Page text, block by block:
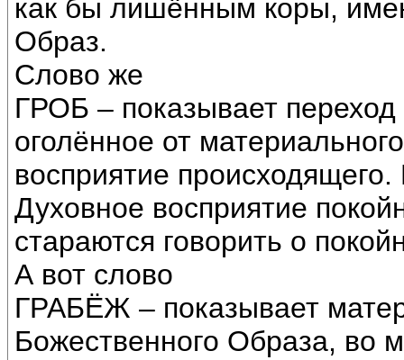
как бы лишённым коры,
Образ.
Слово же
ГРОБ – показывает
оголённое от
восприятие
Духовное восприятие
стараются говорить о
А вот слово
ГРАБЁЖ – показывает
Божественного Образа, во